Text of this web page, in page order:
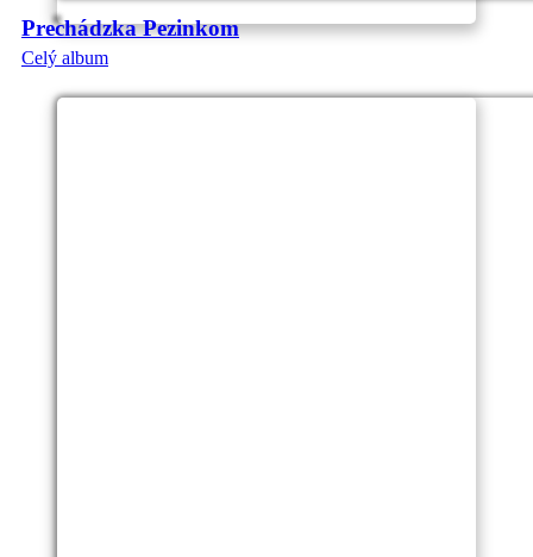
Prechádzka Pezinkom
Celý album